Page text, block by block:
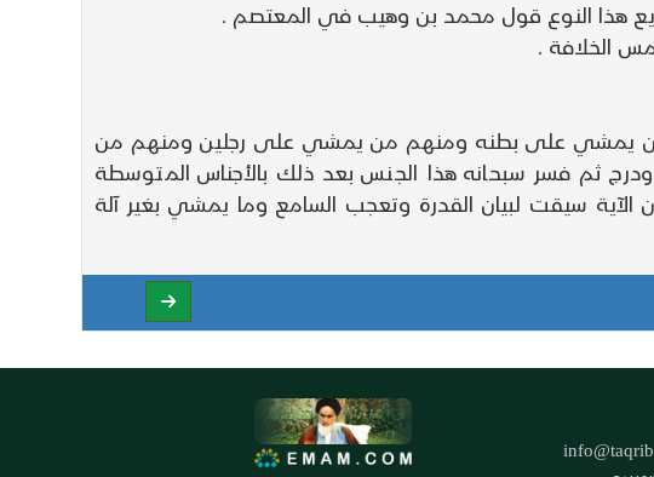
هذا النوع قول محمد بن وهيب في المعتصم .
الخلافة .
من يمشي على بطنه ومنهم من يمشي على رجلين ومنهم من
ثم فسر سبحانه هذا الجنس بعد ذلك بالأجناس المتوسطة
سيقت لبيان القدرة وتعجب السامع وما يمشي بغير آلة